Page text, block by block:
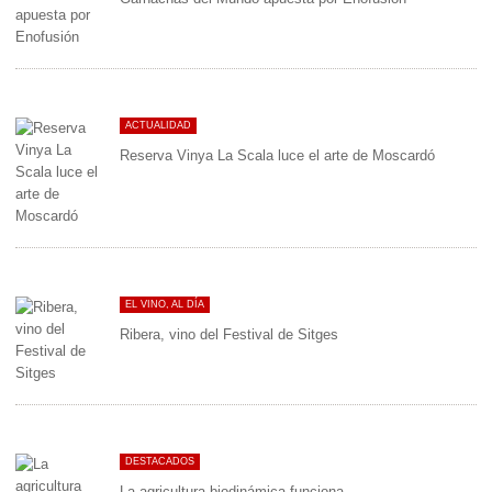
ACTUALIDAD
Reserva Vinya La Scala luce el arte de Moscardó
EL VINO, AL DÍA
Ribera, vino del Festival de Sitges
DESTACADOS